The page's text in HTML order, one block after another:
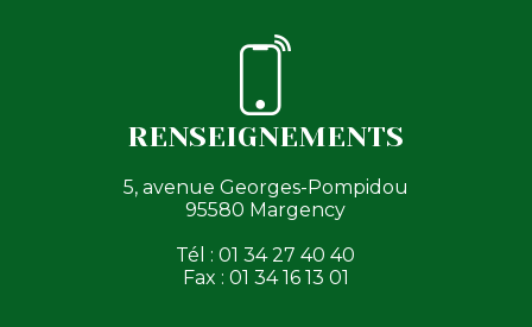
RENSEIGNEMENTS
5, avenue Georges-Pompidou
95580 Margency
Tél : 01 34 27 40 40
Fax : 01 34 16 13 01